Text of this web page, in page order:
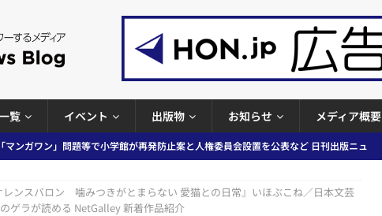
覧 イベント 出版物 お知らせ メディア概要
小学館「マンガワン」問題の第三者委員会調査報告書を公開など 日刊出版ニュースまと
講談社、著者向けポータルサイト提供開始」「EUが生成AIコンテンツの識別表示を義
レンスバロン 噛みつきがとまらない 愛猫との日常』いほぶこね／日本文芸
ゲラが読める NetGalley 新着作品紹介